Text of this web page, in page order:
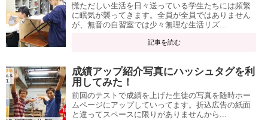
慌ただしい生活を日々送っている学生たちには頻繁
に眠気が襲ってきます。全員が全員ではありません
が、無音の自習室では少々無理な生活リズ...
記事を読む
成績アップ紹介写真にハッシュタグを利
用してみた！
前回のテストで成績を上げた生徒の写真を随時ホー
ムページにアップしていってます。折込広告の紙面
と違ってスペースに限りがありませんから...